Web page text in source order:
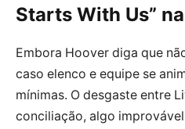
Starts With Us”
Embora Hoover diga que
caso elenco e equipe se
mínimas. O desgaste entre
conciliação, algo